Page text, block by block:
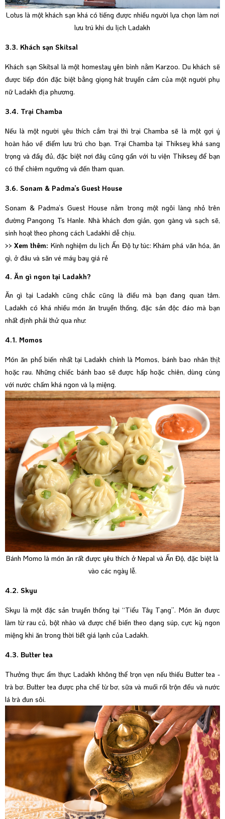
Lotus là một khách sạn khá có tiếng được nhiều người lựa chọn làm nơi
lưu trú khi du lịch Ladakh
3.3. Khách sạn Skitsal
Khách sạn Skitsal là một homestay yên bình nằm Karzoo. Du khách sẽ
được tiếp đón đặc biệt bằng giọng hát truyền cảm của một người phụ
nữ Ladakh địa phương.
3.4. Trại Chamba
Nếu là một người yêu thích cắm trại thì trại Chamba sẽ là một gợi ý
hoàn hảo về điểm lưu trú cho bạn. Trại Chamba tại Thiksey khá sang
trọng và đầy đủ, đặc biệt nơi đây cũng gần với tu viện Thiksey để bạn
có thể chiêm ngưỡng và đến tham quan.
3.6. Sonam & Padma’s Guest House
Sonam & Padma’s Guest House nằm trong một ngôi làng nhỏ trên
đường Pangong Ts Hanle. Nhà khách đơn giản, gọn gàng và sạch sẽ,
sinh hoạt theo phong cách Ladakhi dễ chịu.
>> Xem thêm: Kinh nghiệm du lịch Ấn Độ tự túc: Khám phá văn hóa, ăn
gì, ở đâu và săn vé máy bay giá rẻ
4. Ăn gì ngon tại Ladakh?
Ăn gì tại Ladakh cũng chắc cũng là điều mà bạn đang quan tâm.
Ladakh có khá nhiều món ăn truyền thống, đặc sản độc đáo mà bạn
nhất định phải thử qua như:
4.1. Momos
Món ăn phổ biến nhất tại Ladakh chính là Momos, bánh bao nhân thịt
hoặc rau. Những chiếc bánh bao sẽ được hấp hoặc chiên, dùng cùng
với nước chấm khá ngon và lạ miệng.
Bánh Momo là món ăn rất được yêu thích ở Nepal và Ấn Độ, đặc biệt là
vào các ngày lễ.
4.2. Skyu
Skyu là một đặc sản truyền thống tại “Tiểu Tây Tạng”. Món ăn được
làm từ rau củ, bột nhào và được chế biến theo dạng súp, cực kỳ ngon
miệng khi ăn trong thời tiết giá lạnh của Ladakh.
4.3. Butter tea
Thưởng thực ẩm thực Ladakh không thể trọn vẹn nếu thiếu Butter tea -
trà bơ. Butter tea được pha chế từ bơ, sữa và muối rồi trộn đều và nước
lá trà đun sôi.